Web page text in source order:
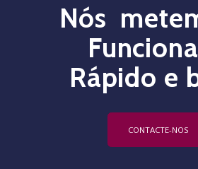
Nós
Rápido e
CONTACTE-NOS